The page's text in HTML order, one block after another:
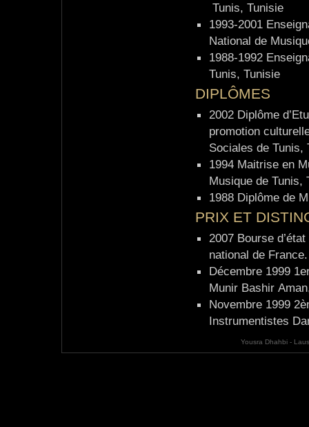
Tunis, Tunisie
1993-2001
National de
1988-1992
Tunis, Tunisie
DIPLÔMES
2002 Diplôme
promotion
Sociales de Tunis,
1994 Maitrise en
Musique de Tunis,
1988 Diplôme de
PRIX ET
2007 Bourse
national de France.
Décembre 1999
Munir Bashir
Novembre 1999
Instrumentistes
Yousra Dhahbi -